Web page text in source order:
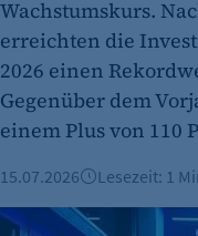
Dieser Cookie
Einverständnis-
Cookie Laufzeit:
1 Jahr
Wachstumskurs.
erreichten die
2026 einen
Gegenüber dem
einem Plus von 110
15.07.2026 Lesezeit: 1
Globale Wege im